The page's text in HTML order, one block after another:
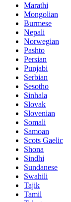
Marathi
Mongolian
Burmese
Nepali
Norwegian
Pashto
Persian
Punjabi
Serbian
Sesotho
Sinhala
Slovak
Slovenian
Somali
Samoan
Scots Gaelic
Shona
Sindhi
Sundanese
Swahili
Tajik
Tamil